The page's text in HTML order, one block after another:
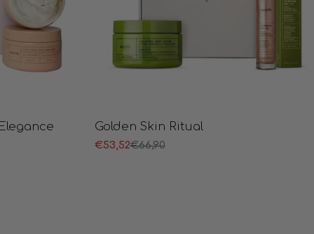
Golden Skin Ritual
Продажна
€53,52
Редовна€66,90